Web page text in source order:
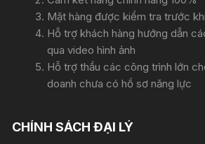
Mặt hàng được kiểm tra trước
Hỗ trợ khách hàng hướng dẫn
qua video hình ảnh
Hỗ trợ thầu các công trình lớn
doanh chưa có hồ sơ năng lực
CHÍNH SÁCH ĐẠI LÝ